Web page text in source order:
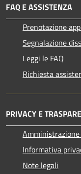
FAQ E ASSISTENZA
Prenotazione
Segnalazione
Leggi le FAQ
Richiesta
PRIVACY E
Informativa
Note legali